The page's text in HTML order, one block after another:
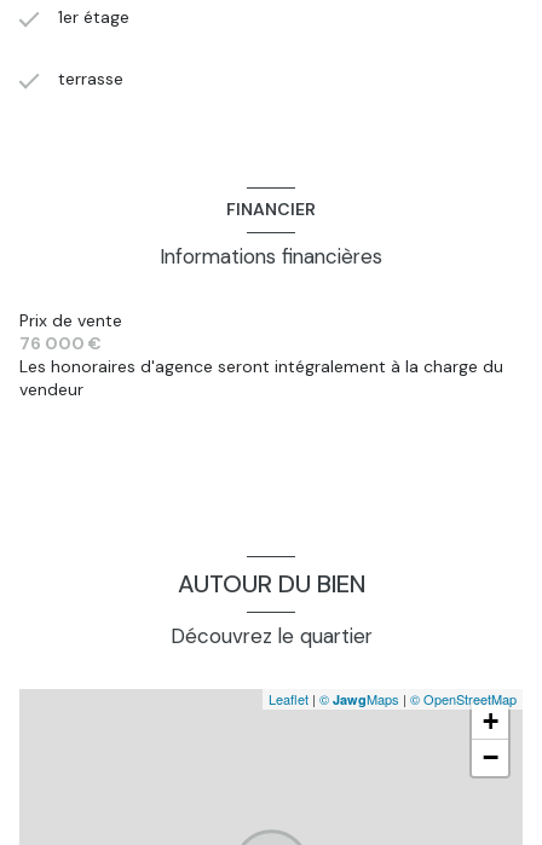
1er étage
terrasse
FINANCIER
Informations financières
Prix de vente
76 000 €
Les honoraires d'agence seront intégralement à la charge du
vendeur
AUTOUR DU BIEN
Découvrez le quartier
+
−
Leaflet | © JawgMaps | © OpenStreetMap